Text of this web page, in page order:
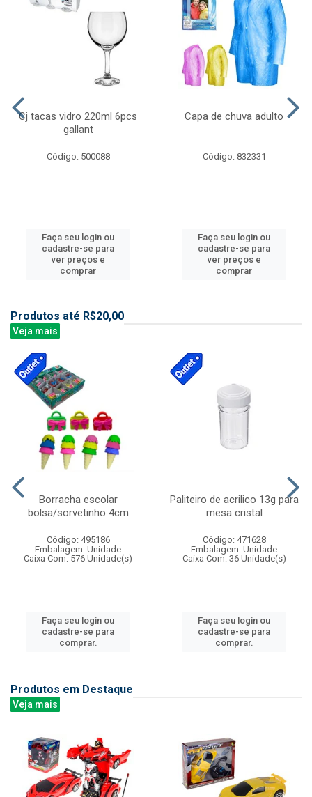
Cj tacas vidro 220ml 6pcs
gallant
Código: 500088
Faça seu login ou
cadastre-se para
ver preços e
comprar
Capa de chuva adulto
Código: 832331
Faça seu login ou
cadastre-se para
ver preços e
comprar
Produtos até R$20,00
Veja mais
Borracha escolar
bolsa/sorvetinho 4cm
Código: 495186
Embalagem: Unidade
Caixa Com: 576 Unidade(s)
Faça seu login ou
cadastre-se para
comprar.
Paliteiro de acrilico 13g para
mesa cristal
Código: 471628
Embalagem: Unidade
Caixa Com: 36 Unidade(s)
Faça seu login ou
cadastre-se para
comprar.
Produtos em Destaque
Veja mais